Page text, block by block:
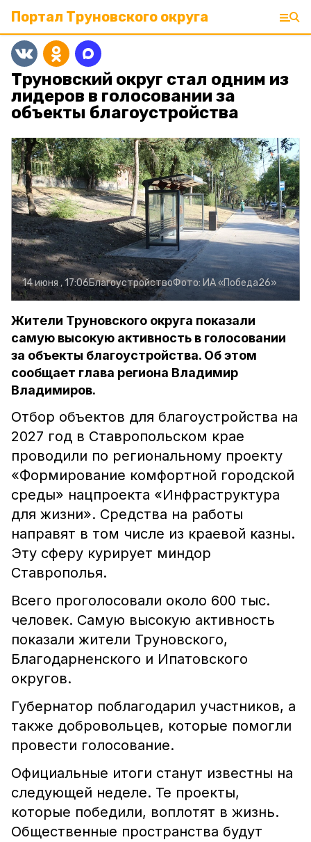
Портал Труновского округа
Труновский округ стал одним из
лидеров в голосовании за
объекты благоустройства
14 июня , 17:06БлагоустройствоФото: ИА «Победа26»
Жители Труновского округа показали
самую высокую активность в голосовании
за объекты благоустройства. Об этом
сообщает глава региона Владимир
Владимиров.
Отбор объектов для благоустройства на
2027 год в Ставропольском крае
проводили по региональному проекту
«Формирование комфортной городской
среды» нацпроекта «Инфраструктура
для жизни». Средства на работы
направят в том числе из краевой казны.
Эту сферу курирует миндор
Ставрополья.
Всего проголосовали около 600 тыс.
человек. Самую высокую активность
показали жители Труновского,
Благодарненского и Ипатовского
округов.
Губернатор поблагодарил участников, а
также добровольцев, которые помогли
провести голосование.
Официальные итоги станут известны на
следующей неделе. Те проекты,
которые победили, воплотят в жизнь.
Общественные пространства будут